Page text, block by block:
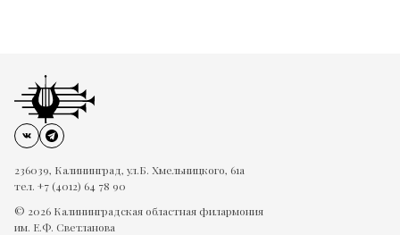
236039, Калининград, ул.Б. Хмельницкого, 61а
тел. +7 (4012) 64 78 90
© 2026 Калининградская областная филармония
им. Е.Ф. Светланова